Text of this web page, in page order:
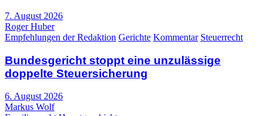
7. August 2026
Roger Huber
Empfehlungen der Redaktion Gerichte Kommentar Steuerrecht
Bundesgericht stoppt eine unzulässige
doppelte Steuersicherung
6. August 2026
Markus Wolf